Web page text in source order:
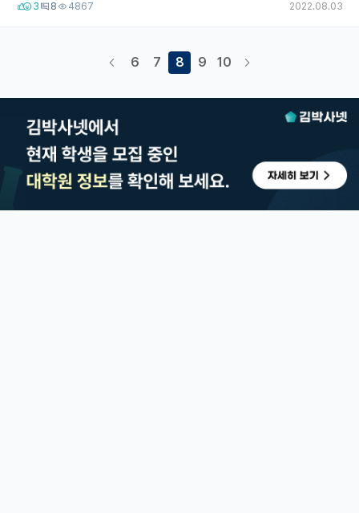
3 8 4867 2022.08.03
6 7 8 9 10